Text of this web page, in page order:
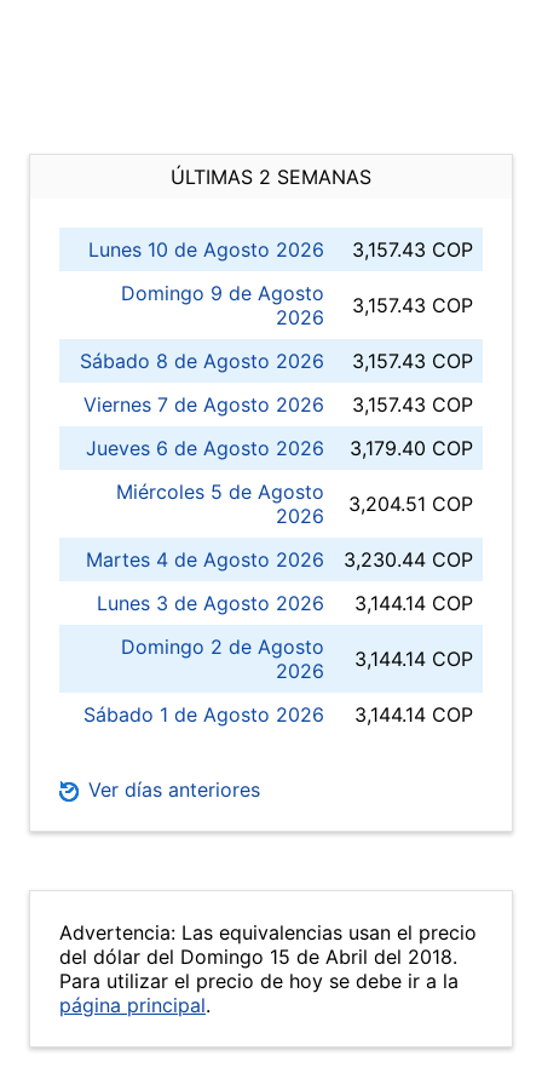
ÚLTIMAS 2 SEMANAS
Lunes 10 de Agosto 2026
3,157.43 COP
Domingo 9 de Agosto
2026
3,157.43 COP
Sábado 8 de Agosto 2026
3,157.43 COP
Viernes 7 de Agosto 2026
3,157.43 COP
Jueves 6 de Agosto 2026
3,179.40 COP
Miércoles 5 de Agosto
2026
3,204.51 COP
Martes 4 de Agosto 2026
3,230.44 COP
Lunes 3 de Agosto 2026
3,144.14 COP
Domingo 2 de Agosto
2026
3,144.14 COP
Sábado 1 de Agosto 2026 3,144.14 COP
Ver días anteriores
Advertencia: Las equivalencias usan el precio
del dólar del Domingo 15 de Abril del 2018.
Para utilizar el precio de hoy se debe ir a la
página principal.